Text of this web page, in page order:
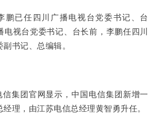
鹏已任四川广播电视台党委书记、台
电视台党委书记、台长前，李鹏任四川
书记、总编辑。
集团官网显示，中国电信集团新增一
理，由江苏电信总经理黄智勇升任。